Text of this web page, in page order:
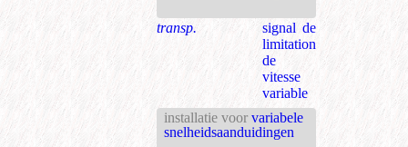
transp.
signal de
limitation
de
vitesse
variable
installatie voor variabele
snelheidsaanduidingen